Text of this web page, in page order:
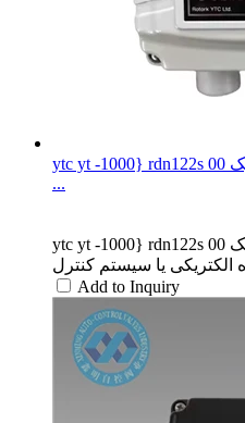
ytc yt -1000} rdn122s 00 عملیات محرک دریچه دوار پنوماتیک
...
ytc yt -1000} rdn122s 00 عملیات محرک دریچه دوار پنوماتیک
الکتریکی یا سیستم کنترل
Add to Inquiry